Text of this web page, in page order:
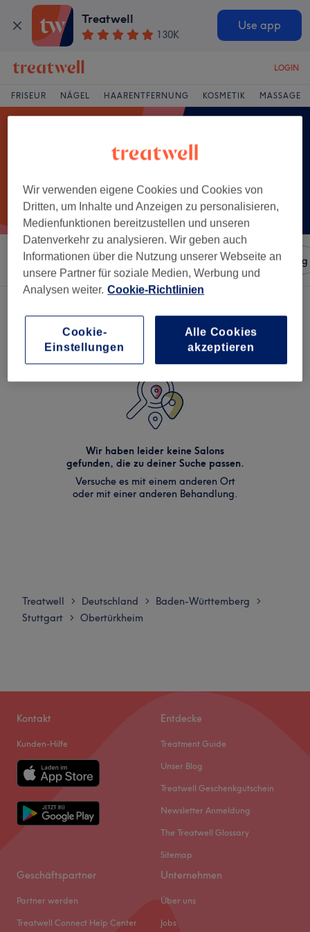
Treatwell
130K
Use app
LOGIN
FRISEUR NÄGEL HAARENTFERNUNG KOSMETIK MASSAGE
Sortieren nach Salons Expressangebote Bewertung
Wir haben leider keine Salons
gefunden, die zu deiner Suche passen.
Versuche es mit einem anderen Ort
oder mit einer anderen Behandlung.
Treatwell > Deutschland > Baden-Württemberg >
Stuttgart > Obertürkheim
Kontakt
Kunden-Hilfe
Entdecke
Treatment Guide
Unser Blog
Treatwell Geschenkgutschein
Newsletter Anmeldung
The Treatwell Glossary
Sitemap
Geschäftspartner
Partner werden
Treatwell Connect Help Center
Unternehmen
Über uns
Jobs
Wir verwenden eigene Cookies und Cookies von
Dritten, um Inhalte und Anzeigen zu personalisieren,
Medienfunktionen bereitzustellen und unseren
Datenverkehr zu analysieren. Wir geben auch
Informationen über die Nutzung unserer Webseite an
unsere Partner für soziale Medien, Werbung und
Analysen weiter. Cookie-Richtlinien
Cookie-
Einstellungen
Alle Cookies
akzeptieren